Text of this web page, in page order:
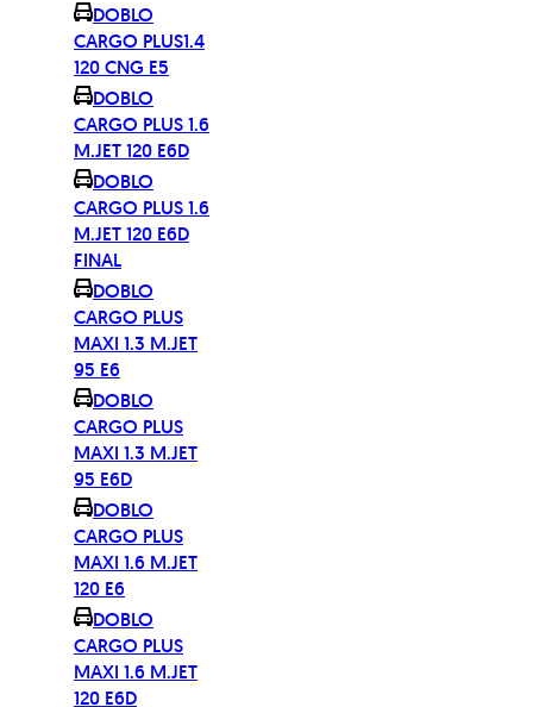
DOBLO
CARGO PLUS1.4
120 CNG E5
DOBLO
CARGO PLUS 1.6
M.JET 120 E6D
DOBLO
CARGO PLUS 1.6
M.JET 120 E6D
FINAL
DOBLO
CARGO PLUS
MAXI 1.3 M.JET
95 E6
DOBLO
CARGO PLUS
MAXI 1.3 M.JET
95 E6D
DOBLO
CARGO PLUS
MAXI 1.6 M.JET
120 E6
DOBLO
CARGO PLUS
MAXI 1.6 M.JET
120 E6D